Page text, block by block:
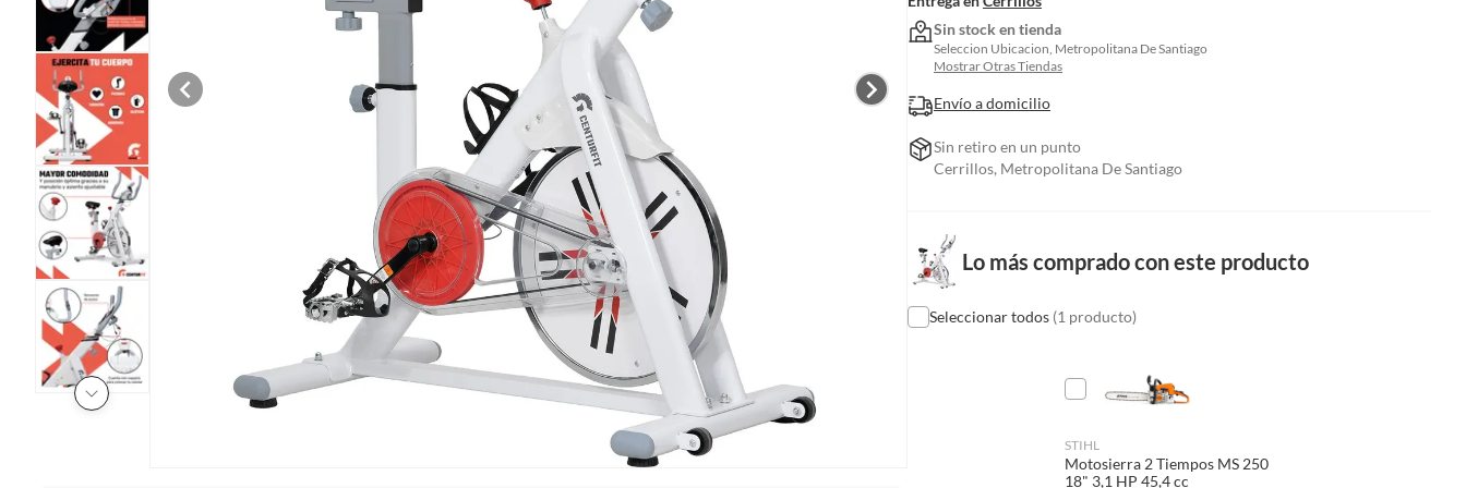
Sin stock en tienda
Seleccion Ubicacion, Metropolitana De Santiago
Mostrar Otras Tiendas
Envío a domicilio
Sin retiro en un punto
Cerrillos, Metropolitana De Santiago
Lo más comprado con este producto
Seleccionar todos (1 producto)
STIHL
Motosierra 2 Tiempos MS 250
18" 3,1 HP 45,4 cc